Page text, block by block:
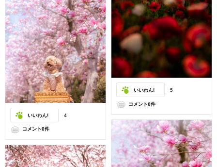
いいわん! 5
コメント0件
いいわん! 4
コメント0件